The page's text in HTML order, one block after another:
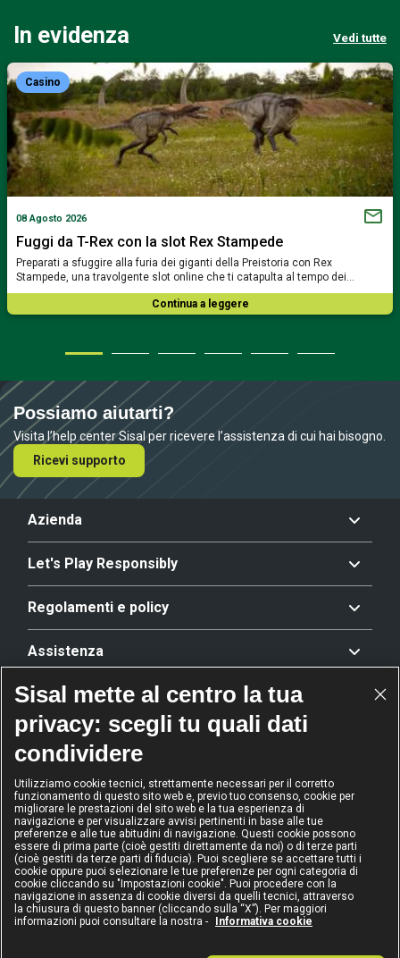
In evidenza Vedi tutte
Casino
08 Agosto 2026
Fuggi da T-Rex con la slot Rex Stampede
Preparati a sfuggire alla furia dei giganti della Preistoria con Rex
Stampede, una travolgente slot online che ti catapulta al tempo dei…
Continua a leggere
Possiamo aiutarti?
Visita l’help center Sisal per ricevere l’assistenza di cui hai bisogno.
Ricevi supporto
Azienda
Let's Play Responsibly
Regolamenti e policy
Assistenza
Offerta
Riconoscimenti
2024
Operatore
dell'anno
2024
Operatore
Scommesse
sportive
2024
Operatore di
gioco sicuro
Modello
Diversity &
Inclusion
E PUÒ CAUSARE DIPENDENZA PATOLOGICA
Sisal mette al centro la tua
privacy: scegli tu quali dati
condividere
Utilizziamo cookie tecnici, strettamente necessari per il corretto
funzionamento di questo sito web e, previo tuo consenso, cookie per
migliorare le prestazioni del sito web e la tua esperienza di
navigazione e per visualizzare avvisi pertinenti in base alle tue
preferenze e alle tue abitudini di navigazione. Questi cookie possono
essere di prima parte (cioè gestiti direttamente da noi) o di terze parti
(cioè gestiti da terze parti di fiducia). Puoi scegliere se accettare tutti i
cookie oppure puoi selezionare le tue preferenze per ogni categoria di
cookie cliccando su "Impostazioni cookie". Puoi procedere con la
navigazione in assenza di cookie diversi da quelli tecnici, attraverso
la chiusura di questo banner (cliccando sulla “X”). Per maggiori
informazioni puoi consultare la nostra -
Informativa cookie